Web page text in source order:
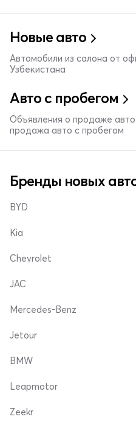
Новые авто
Автомобили из салона от
Узбекистана
Авто с пробегом
Объявления о продаже
продажа авто с пробегом
Бренды новых
BYD
Kia
Chevrolet
JAC
Mercedes-Benz
Jetour
BMW
Leapmotor
Zeekr